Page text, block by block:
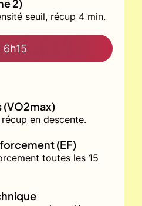
2)
seuil, récup 4 min.
(VO2max)
en descente.
(EF)
toutes les 15